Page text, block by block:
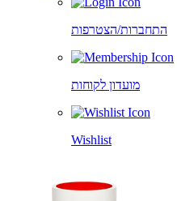
התחברות/הצטרפות
מועדון לקוחות
Wishlist